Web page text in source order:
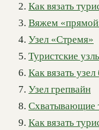
Как вязать
Вяжем
Узел «Стремя»
Туристские
Как вязать узел
Узел грепвайн
Схватывающие
Как вязать